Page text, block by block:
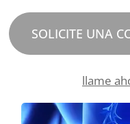
SOLICITE UNA
llame